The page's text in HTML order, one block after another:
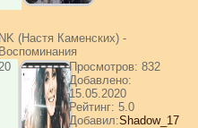
NK (Настя Каменских) -
Воспоминания
Просмотров: 832
Добавлено:
15.05.2020
Рейтинг: 5.0
Добавил:Shadow_17